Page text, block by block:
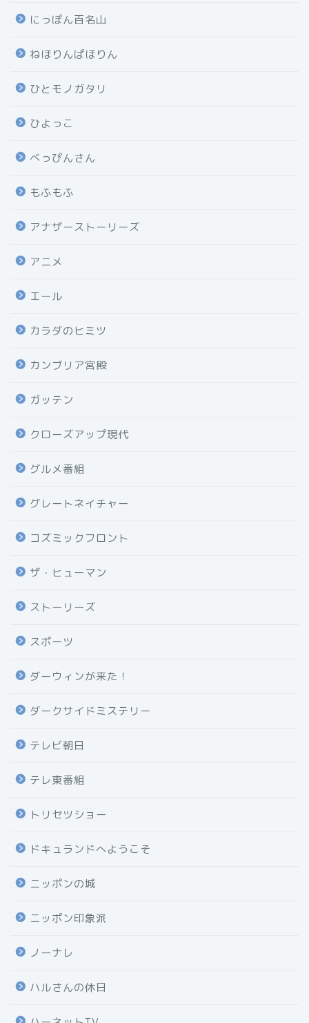
にっぽん百名山
ねほりんぱほりん
ひとモノガタリ
ひよっこ
べっぴんさん
もふもふ
アナザーストーリーズ
アニメ
エール
カラダのヒミツ
カンブリア宮殿
ガッテン
クローズアップ現代
グルメ番組
グレートネイチャー
コズミックフロント
ザ・ヒューマン
ストーリーズ
スポーツ
ダーウィンが来た！
ダークサイドミステリー
テレビ朝日
テレ東番組
トリセツショー
ドキュランドへようこそ
ニッポンの城
ニッポン印象派
ノーナレ
ハルさんの休日